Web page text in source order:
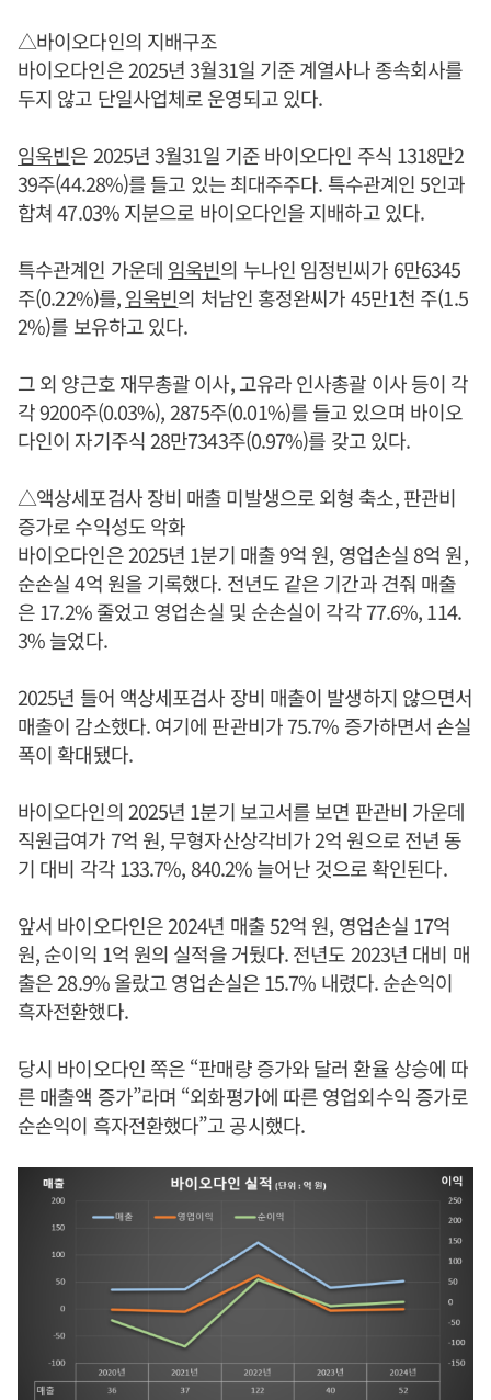
△바이오다인의 지배구조
바이오다인은 2025년 3월31일 기준 계열사나 종속회사를
두지 않고 단일사업체로 운영되고 있다.
임욱빈은 2025년 3월31일 기준 바이오다인 주식 1318만2
39주(44.28%)를 들고 있는 최대주주다. 특수관계인 5인과
합쳐 47.03% 지분으로 바이오다인을 지배하고 있다.
특수관계인 가운데 임욱빈의 누나인 임정빈씨가 6만6345
주(0.22%)를,임욱빈의 처남인 홍정완씨가 45만1천 주(1.5
2%)를 보유하고 있다.
그 외 양근호 재무총괄 이사, 고유라 인사총괄 이사 등이 각
각 9200주(0.03%), 2875주(0.01%)를 들고 있으며 바이오
다인이 자기주식 28만7343주(0.97%)를 갖고 있다.
△액상세포검사 장비 매출 미발생으로 외형 축소, 판관비
증가로 수익성도 악화
바이오다인은 2025년 1분기 매출 9억 원, 영업손실 8억 원,
순손실 4억 원을 기록했다. 전년도 같은 기간과 견줘 매출
은 17.2% 줄었고 영업손실 및 순손실이 각각 77.6%, 114.
3% 늘었다.
2025년 들어 액상세포검사 장비 매출이 발생하지 않으면서
매출이 감소했다. 여기에 판관비가 75.7% 증가하면서 손실
폭이 확대됐다.
바이오다인의 2025년 1분기 보고서를 보면 판관비 가운데
직원급여가 7억 원, 무형자산상각비가 2억 원으로 전년 동
기 대비 각각 133.7%, 840.2% 늘어난 것으로 확인된다.
앞서 바이오다인은 2024년 매출 52억 원, 영업손실 17억
원, 순이익 1억 원의 실적을 거뒀다. 전년도 2023년 대비 매
출은 28.9% 올랐고 영업손실은 15.7% 내렸다. 순손익이
흑자전환했다.
당시 바이오다인 쪽은 “판매량 증가와 달러 환율 상승에 따
른 매출액 증가”라며 “외화평가에 따른 영업외수익 증가로
순손익이 흑자전환했다”고 공시했다.